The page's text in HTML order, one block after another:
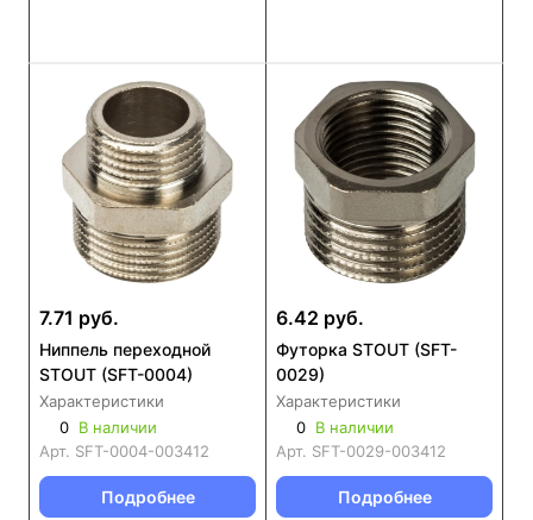
7.71 руб.
Ниппель переходной
STOUT (SFT-0004)
Характеристики
0 В наличии
Арт. SFT-0004-003412
Подробнее
6.42 руб.
Футорка STOUT (SFT-
0029)
Характеристики
0 В наличии
Арт. SFT-0029-003412
Подробнее